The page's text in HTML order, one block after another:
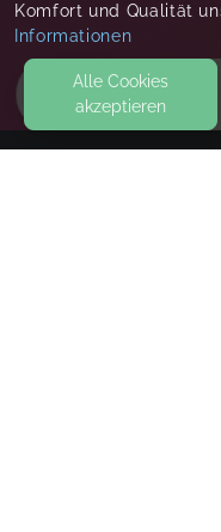
Komfort und Qualität
Informationen
Alle Cookies
akzeptieren